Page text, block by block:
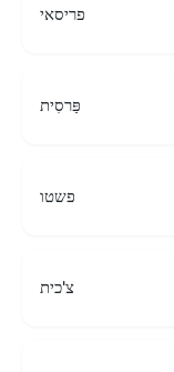
פריסאי
פַּרסִית
פשטו
צ'כית